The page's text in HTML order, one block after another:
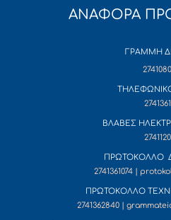
ΑΝΑΦΟΡΑ
ΓΡΑΜΜΗ
ΒΛΑΒΕΣ
ΠΡΩΤΟΚΟΛΛΟ
2741361074 |
ΠΡΩΤΟΚΟΛΛΟ
2741362840 |